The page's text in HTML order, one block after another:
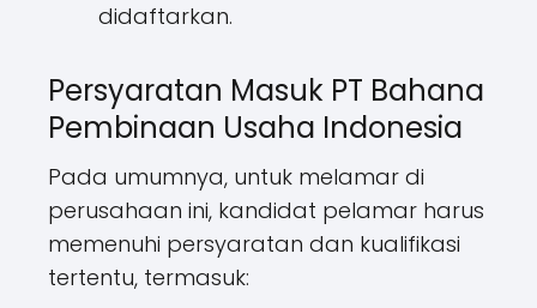
didaftarkan.
Persyaratan Masuk PT Bahana
Pembinaan Usaha Indonesia
Pada umumnya, untuk melamar di
perusahaan ini, kandidat pelamar harus
memenuhi persyaratan dan kualifikasi
tertentu, termasuk: